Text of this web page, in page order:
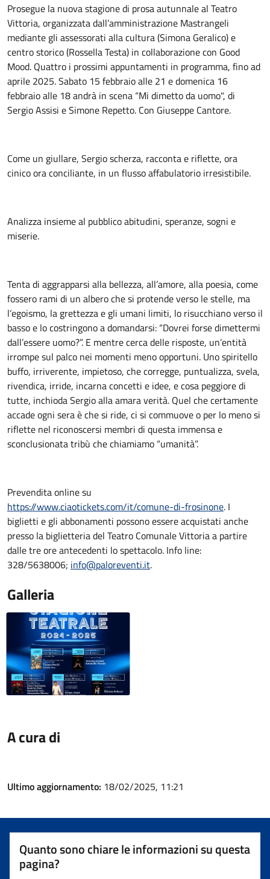
Prosegue la nuova stagione di prosa autunnale al Teatro
Vittoria, organizzata dall’amministrazione Mastrangeli
mediante gli assessorati alla cultura (Simona Geralico) e
centro storico (Rossella Testa) in collaborazione con Good
Mood. Quattro i prossimi appuntamenti in programma, fino ad
aprile 2025. Sabato 15 febbraio alle 21 e domenica 16
febbraio alle 18 andrà in scena “Mi dimetto da uomo", di
Sergio Assisi e Simone Repetto. Con Giuseppe Cantore.
Come un giullare, Sergio scherza, racconta e riflette, ora
cinico ora conciliante, in un flusso affabulatorio irresistibile.
Analizza insieme al pubblico abitudini, speranze, sogni e
miserie.
Tenta di aggrapparsi alla bellezza, all’amore, alla poesia, come
fossero rami di un albero che si protende verso le stelle, ma
l’egoismo, la grettezza e gli umani limiti, lo risucchiano verso il
basso e lo costringono a domandarsi: “Dovrei forse dimettermi
dall’essere uomo?”. E mentre cerca delle risposte, un’entità
irrompe sul palco nei momenti meno opportuni. Uno spiritello
buffo, irriverente, impietoso, che corregge, puntualizza, svela,
rivendica, irride, incarna concetti e idee, e cosa peggiore di
tutte, inchioda Sergio alla amara verità. Quel che certamente
accade ogni sera è che si ride, ci si commuove o per lo meno si
riflette nel riconoscersi membri di questa immensa e
sconclusionata tribù che chiamiamo “umanità”.
Prevendita online su
https://www.ciaotickets.com/it/comune-di-frosinone. I
biglietti e gli abbonamenti possono essere acquistati anche
presso la biglietteria del Teatro Comunale Vittoria a partire
dalle tre ore antecedenti lo spettacolo. Info line:
328/5638006; info@paloreventi.it.
Galleria
A cura di
Ultimo aggiornamento: 18/02/2025, 11:21
Quanto sono chiare le informazioni su questa
pagina?